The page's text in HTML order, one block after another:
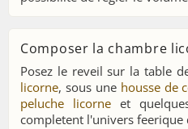
Composer la chambre
Posez le reveil sur la table
licorne, sous une housse de
peluche licorneet
completent l'univers feerique